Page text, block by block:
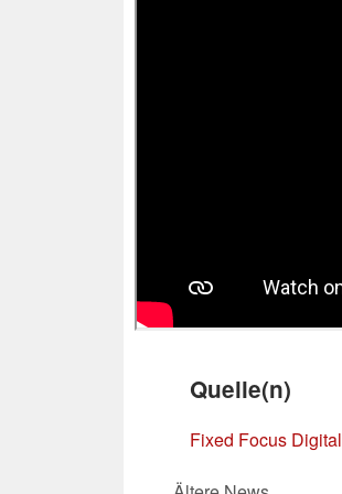
Quelle(n)
Fixed Focus Digital